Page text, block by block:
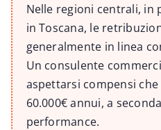
Nelle regioni centrali, in
in Toscana, le
generalmente in linea
Un consulente
aspettarsi compensi
60.000€ annui, a
performance.